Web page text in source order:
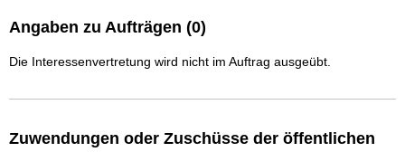
Angaben zu Aufträgen (0)
Die Interessenvertretung wird nicht im Auftrag ausgeübt.
Zuwendungen oder Zuschüsse der öffentlichen